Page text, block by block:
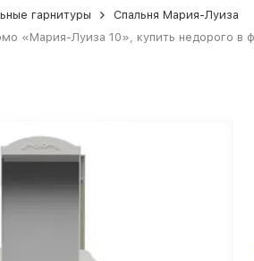
гарнитуры
Спальня Мария-Луиза
«Мария-Луиза 10», купить недорого